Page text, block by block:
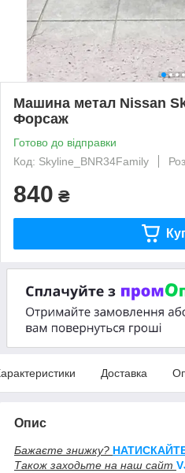
Машина метал Nissan
Форсаж
Готово до відправки
Код: Skyline_BNR34Family
840 ₴
Доставка
Опис
Бажаєте знижку?
Також заходьте на наш сайт V